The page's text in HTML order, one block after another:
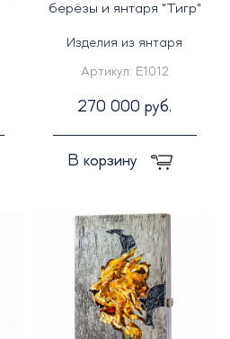
берёзы и янтаря "Тигр"
Изделия из янтаря
Артикул: E1012
270 000 руб.
В корзину